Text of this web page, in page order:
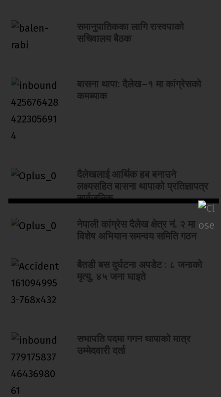
समानुपातिकका लागि रास्वपाको
सचिवालय बैठक
बासना थापा: दैलेख–१ मा कांग्रेसको
कमब्याक
दैलेखलाई आर्थिक हब बनाउने
लक्ष्यसहित बासना थापाको प्रतिज्ञापत्र
सार्वजनिक
नेपाली कांग्रेस दैलेख क्षेत्र नं. २ मा
विशेष अभियान समन्वय समिति गठन
बैतडी बस दुर्घटना अपडेट : ८ जनाको
मृत्यु, ४५ जना घाइते
सभापति पदमा गगन थापाको मात्र
उम्मेदवारी दर्ता